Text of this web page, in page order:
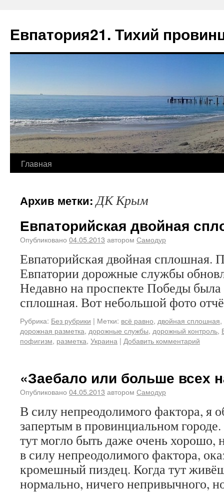
Евпатория21. Тихий
Главная
Архив метки:ДК Крым
Евпаторийская двойная
Опубликовано 04.05.2013 автором Самодур
Евпаторийская двойная сплошная.
Евпатории дорожные службы
Недавно на проспекте Победы была
сплошная. Вот небольшой фото
Рубрика: Без рубрики | Метки: всё равно, двойная сплошная,
дорожная разметка, дорожные службы, дорожный контроль,
пофигизм, разметка, Украина | Добавить комментарий
«Заебало или больше всех
Опубликовано 04.05.2013 автором Самодур
В силу непреодолимого фактора, я
запертым в провинциальном
тут могло быть даже очень
в силу непреодолимого фактора,
кромешный пиздец. Когда тут
нормально, ничего непривычного,